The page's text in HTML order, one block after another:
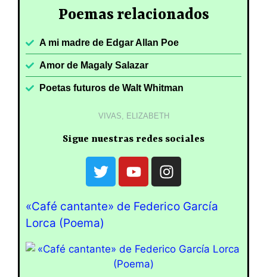
Poemas relacionados
A mi madre de Edgar Allan Poe
Amor de Magaly Salazar
Poetas futuros de Walt Whitman
VIVAS, ELIZABETH
Sigue nuestras redes sociales
«Café cantante» de Federico García
Lorca (Poema)